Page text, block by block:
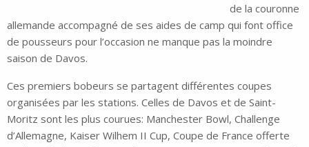
de la couronne
allemande accompagné de ses aides de camp qui font office
de pousseurs pour l’occasion ne manque pas la moindre
saison de Davos.
Ces premiers bobeurs se partagent différentes coupes
organisées par les stations. Celles de Davos et de Saint-
Moritz sont les plus courues: Manchester Bowl, Challenge
d’Allemagne, Kaiser Wilhem II Cup, Coupe de France offerte